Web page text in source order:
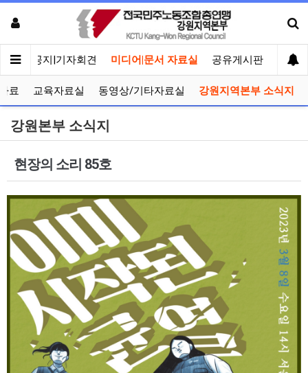
인 공지|기자회견 미디어|문서 자료실 공유게시판 선거
료 교육자료실 동영상/기타자료실 강원지역본부 소식지
강원본부 소식지
현장의 소리 85호